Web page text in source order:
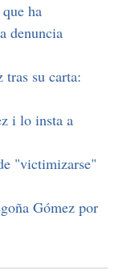
ha
denuncia
tras su carta:
i lo insta a
"victimizarse"
Gómez por